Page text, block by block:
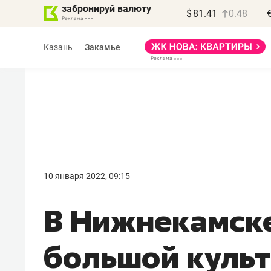
забронируй валюту $ 81.41 0.48
Казань Закамье
10 января 2022, 09:15
В
большой
правил, бизнес может
потерять минимум
полгода»